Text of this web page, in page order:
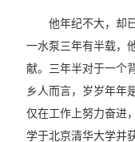
他年纪不大，却已
一水泵三年有半载，
献。三年半对于一个
乡人而言，岁岁年年
仅在工作上努力奋进
学于北京清华大学并